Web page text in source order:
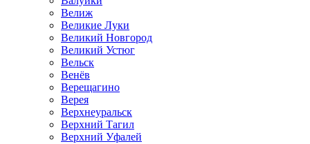
Велиж
Великие Луки
Великий Новгород
Великий Устюг
Вельск
Венёв
Верещагино
Верея
Верхнеуральск
Верхний Тагил
Верхний Уфалей